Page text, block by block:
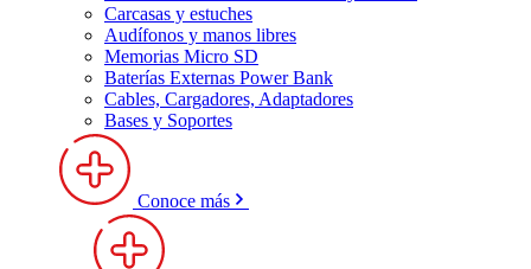
Carcasas y estuches
Audífonos y manos libres
Memorias Micro SD
Baterías Externas Power Bank
Cables, Cargadores, Adaptadores
Bases y Soportes
Conoce más